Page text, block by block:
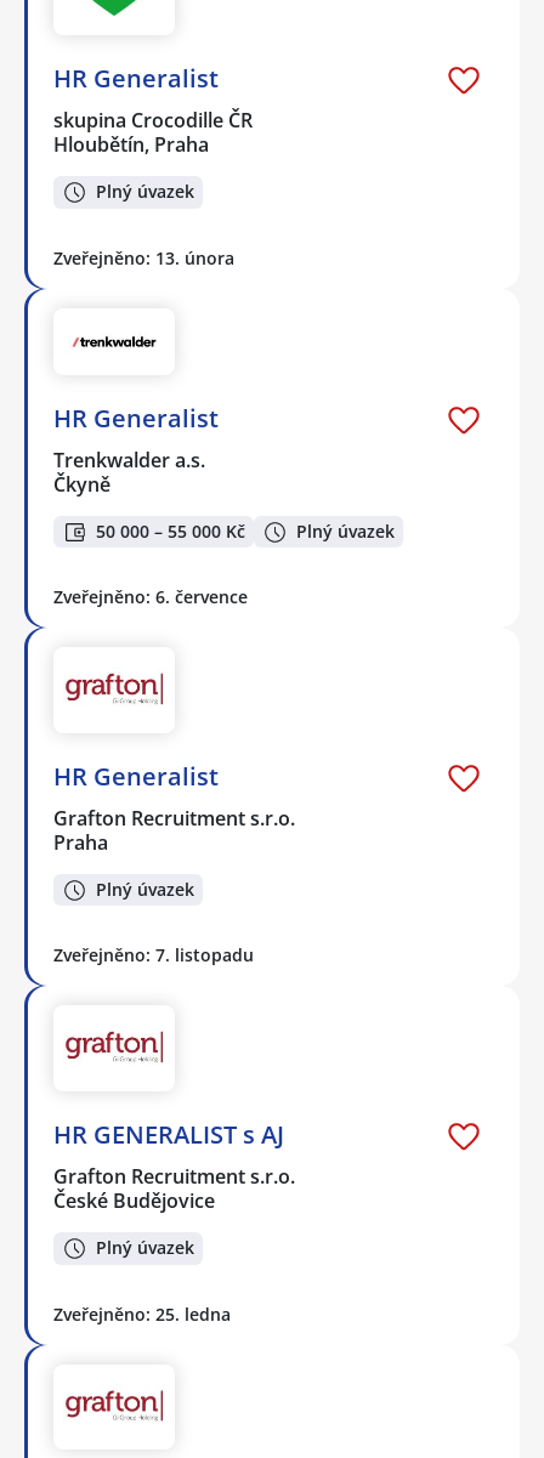
HR Generalist
skupina Crocodille ČR
Hloubětín, Praha
Plný úvazek
Zveřejněno: 13. února
HR Generalist
Trenkwalder a.s.
Čkyně
50 000 – 55 000 Kč Plný úvazek
Zveřejněno: 6. července
HR Generalist
Grafton Recruitment s.r.o.
Praha
Plný úvazek
Zveřejněno: 7. listopadu
HR GENERALIST s AJ
Grafton Recruitment s.r.o.
České Budějovice
Plný úvazek
Zveřejněno: 25. ledna